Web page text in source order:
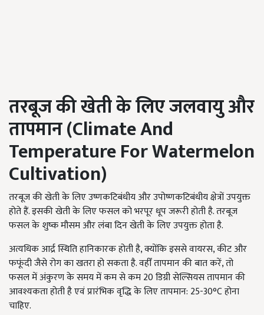
तरबूज की खेती के लिए जलवायु और
तापमान (Climate And
Temperature For Watermelon
Cultivation)
तरबूज की खेती के लिए उष्णकटिबंधीय और उपोष्णकटिबंधीय क्षेत्रों उपयुक्त
होते हैं. इसकी खेती के लिए फसल को भरपूर धूप जरूरी होती है. तरबूज
फसल के शुष्क मौसम और लंबा दिन खेती के लिए उपयुक्त होता है.
अत्यधिक आर्द्र स्थिति हानिकारक होती है, क्योंकि इससे वायरस, कीट और
फफूंदी जैसे रोग का खतरा हो सकता है. वहीँ तापमान की बात करें, तो
फसल में अंकुरण के समय में कम से कम 20 डिग्री सेल्सियस तापमान की
आवश्यकता होती है एवं प्रारंभिक वृद्धि के लिए तापमान: 25-30°C होना
चाहिए.